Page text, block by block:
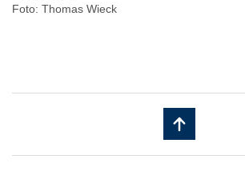
Foto: Thomas Wieck